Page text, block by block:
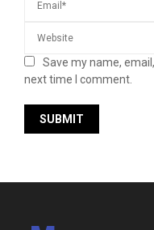
Save my name,
next time I comment.